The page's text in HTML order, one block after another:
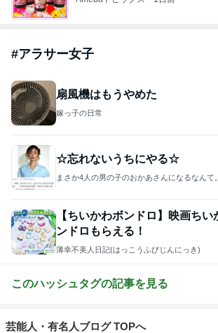
#アラサー女子
扇風機はもうやめた
嫁っ子の日常
☆忘れないうちにやる☆
まさか4人の男の子のおかあさんになるなんて。
【ちいかわボンドロ】映画ち
ンドロもらえる！
薄幸不美人日記(はっこうふびじんにっき)
このハッシュタグの記事を見る
芸能人・有名人ブログ TOPへ